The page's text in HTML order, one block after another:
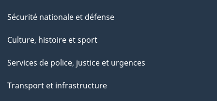
Sécurité nationale et défense
Culture, histoire et sport
Services de police, justice et urgences
Transport et infrastructure